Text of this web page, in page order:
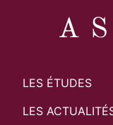
LES ÉTUDES
LES